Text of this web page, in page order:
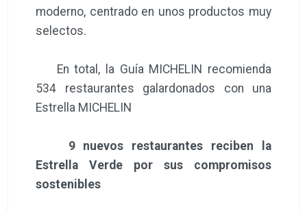
moderno, centrado en unos productos muy
selectos.
En total, la Guía MICHELIN recomienda
534 restaurantes galardonados con una
Estrella MICHELIN
9 nuevos restaurantes reciben la
Estrella Verde por sus compromisos
sostenibles